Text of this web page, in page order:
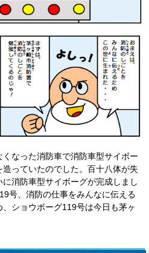
くなった消防車で消防車型サイボー
っていたのでした。百十八体が失
消防車型サイボーグが完成しまし
号、消防の仕事をみんなに伝える
ショウボーグ119号は今日も茅ヶ